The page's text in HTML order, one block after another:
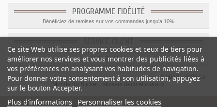
PROGRAMME FIDÉLITÉ
Bénéficiez de remises sur vos commandes jusqu'a 10%
Le service client est a votre disposition du lundi au vendredi de 8h à 17h
09.82.28.47.69.
© 2012 - 2026 Le
Monde du Sticker :
stickers déco et muraux
Ce site Web utilise ses propres cookies et ceux de tiers pour
améliorer nos services et vous montrer des publicités liées à
vos préférences en analysant vos habitudes de navigation.
Pour donner votre consentement à son utilisation, appuyez
sur le bouton Accepter.
Plus d'informations Personnaliser les cookies